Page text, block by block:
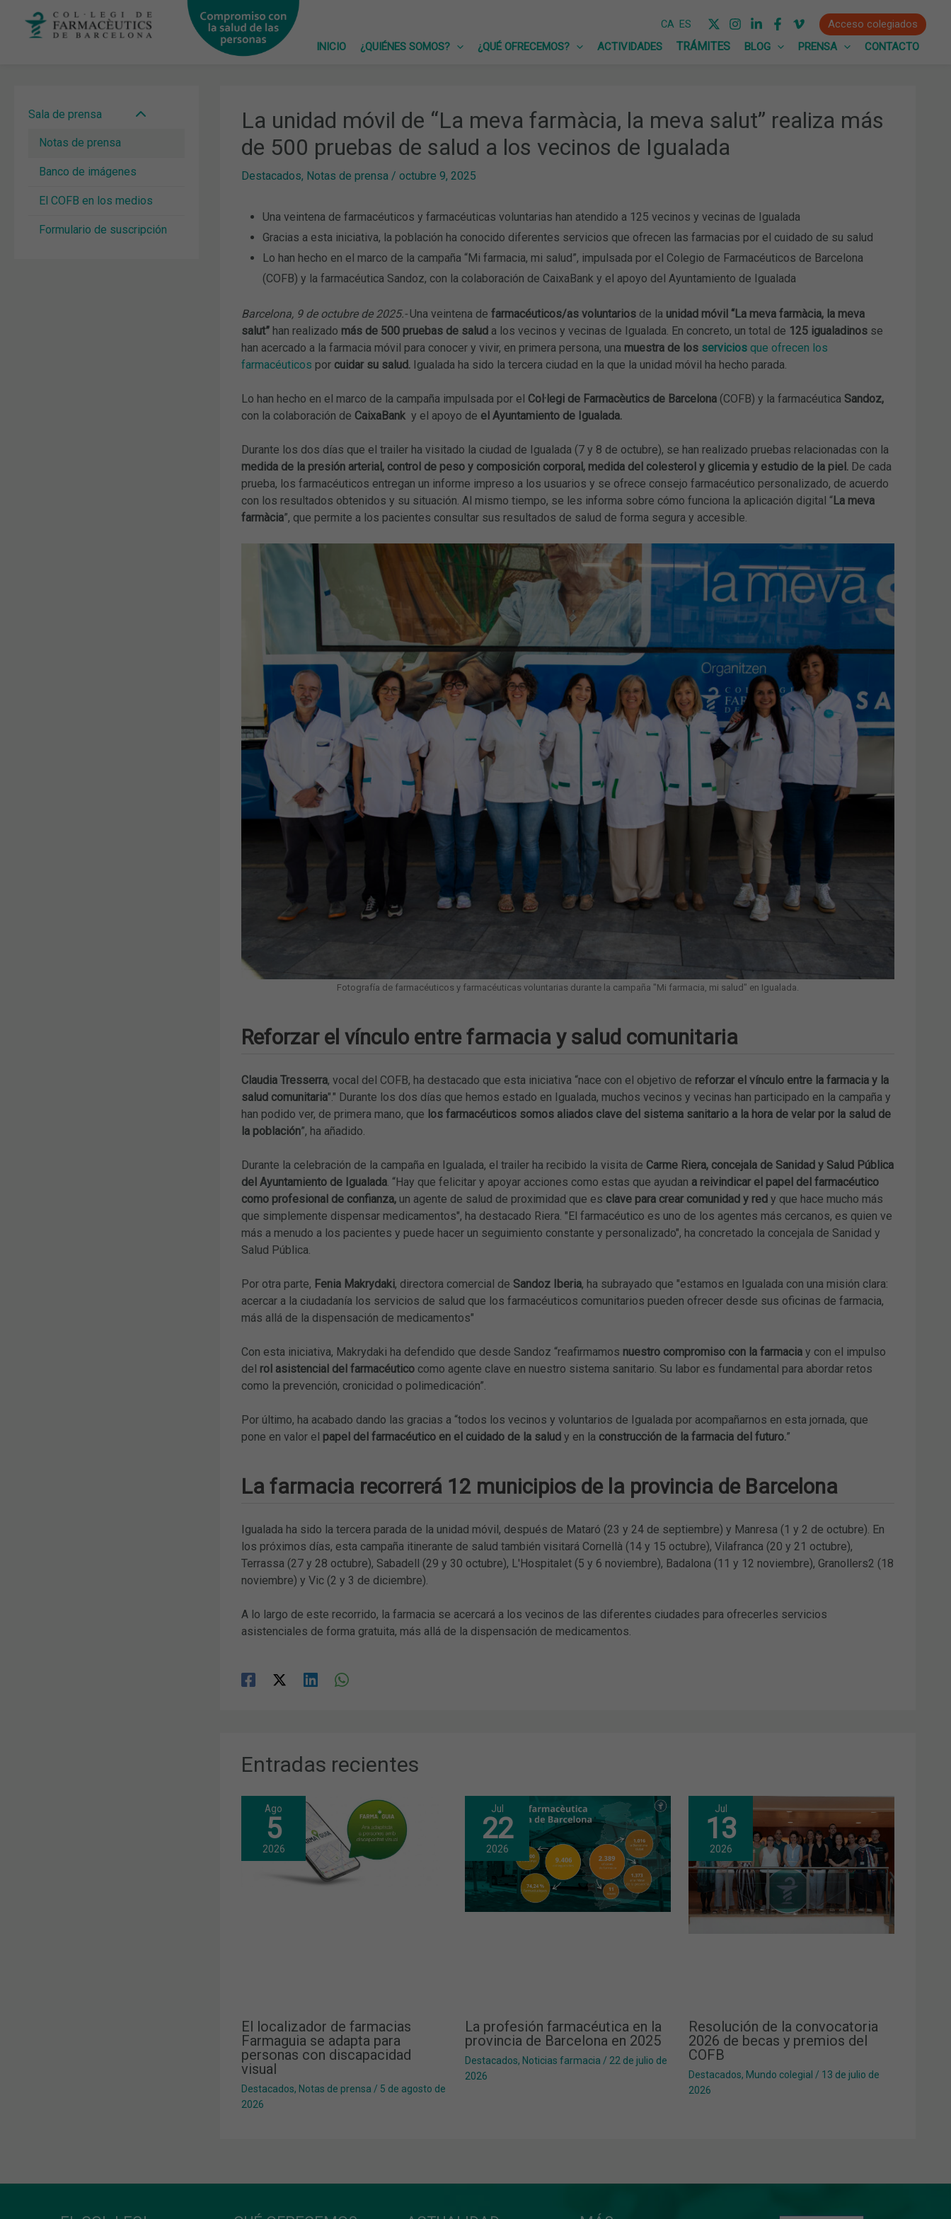
CA ES
Acceso colegiados
INICIO
¿QUIÉNES SOMOS? ¿QUÉ OFRECEMOS? ACTIVIDADES BLOG PRENSA CONTACTO
Sala de prensa
Notas de prensa
Banco de imágenes
El COFB en los medios
Formulario de suscripción
La unidad móvil de “La meva farmàcia, la meva salut” realiza más
de 500 pruebas de salud a los vecinos de Igualada
Destacados, Notas de prensa/ octubre 9, 2025
Una veintena de farmacéuticos y farmacéuticas voluntarias han atendido a 125 vecinos y vecinas de Igualada
Gracias a esta iniciativa, la población ha conocido diferentes servicios que ofrecen las farmacias por el cuidado de su salud
Lo han hecho en el marco de la campaña “Mi farmacia, mi salud”, impulsada por el Colegio de Farmacéuticos de Barcelona
(COFB) y la farmacéutica Sandoz, con la colaboración de CaixaBank y el apoyo del Ayuntamiento de Igualada
Barcelona, 9 de octubre de 2025.-Una veintena de farmacéuticos/as voluntariosde la unidad móvil “La meva farmàcia, la meva
salut”han realizado más de 500 pruebas de saluda los vecinos y vecinas de Igualada. En concreto, un total de 125 igualadinosse
han acercado a la farmacia móvil para conocer y vivir, en primera persona, una muestra de los serviciosque ofrecen los
farmacéuticos por cuidar su salud.Igualada ha sido la tercera ciudad en la que la unidad móvil ha hecho parada.
Lo han hecho en el marco de la campaña impulsada por el Col·legi de Farmacèutics de Barcelona(COFB) y la farmacéutica Sandoz,
con la colaboración de CaixaBank y el apoyo de el Ayuntamiento de Igualada.
Durante los dos días que el trailer ha visitado la ciudad de Igualada (7 y 8 de octubre), se han realizado pruebas relacionadas con la
medida de la presión arterial, control de peso y composición corporal, medida del colesterol y glicemia y estudio de la piel. De cada
prueba, los farmacéuticos entregan un informe impreso a los usuarios y se ofrece consejo farmacéutico personalizado, de acuerdo
con los resultados obtenidos y su situación. Al mismo tiempo, se les informa sobre cómo funciona la aplicación digital “La meva
farmàcia”, que permite a los pacientes consultar sus resultados de salud de forma segura y accesible.
Fotografía de farmacéuticos y farmacéuticas voluntarias durante la campaña "Mi farmacia, mi salud" en Igualada.
Reforzar el vínculo entre farmacia y salud comunitaria
Claudia Tresserra, vocal del COFB, ha destacado que esta iniciativa “nace con el objetivo de reforzar el vínculo entre la farmacia y la
salud comunitaria"." Durante los dos días que hemos estado en Igualada, muchos vecinos y vecinas han participado en la campaña y
han podido ver, de primera mano, que los farmacéuticos somos aliados clave del sistema sanitario a la hora de velar por la salud de
la población”, ha añadido.
Durante la celebración de la campaña en Igualada, el trailer ha recibido la visita de Carme Riera, concejala de Sanidad y Salud Pública
del Ayuntamiento de Igualada. “Hay que felicitar y apoyar acciones como estas que ayudan a reivindicar el papel del farmacéutico
como profesional de confianza,un agente de salud de proximidad que es clave para crear comunidad y red y que hace mucho más
que simplemente dispensar medicamentos", ha destacado Riera. "El farmacéutico es uno de los agentes más cercanos, es quien ve
más a menudo a los pacientes y puede hacer un seguimiento constante y personalizado", ha concretado la concejala de Sanidad y
Salud Pública.
Por otra parte, Fenia Makrydaki, directora comercial de Sandoz Iberia, ha subrayado que "estamos en Igualada con una misión clara:
acercar a la ciudadanía los servicios de salud que los farmacéuticos comunitarios pueden ofrecer desde sus oficinas de farmacia,
más allá de la dispensación de medicamentos"
Con esta iniciativa, Makrydaki ha defendido que desde Sandoz “reafirmamos nuestro compromiso con la farmaciay con el impulso
del rol asistencial del farmacéuticocomo agente clave en nuestro sistema sanitario. Su labor es fundamental para abordar retos
como la prevención, cronicidad o polimedicación”.
Por último, ha acabado dando las gracias a “todos los vecinos y voluntarios de Igualada por acompañarnos en esta jornada, que
pone en valor el papel del farmacéutico en el cuidado de la saludy en la construcción de la farmacia del futuro.”
La farmacia recorrerá 12 municipios de la provincia de Barcelona
Igualada ha sido la tercera parada de la unidad móvil, después de Mataró (23 y 24 de septiembre) y Manresa (1 y 2 de octubre). En
los próximos días, esta campaña itinerante de salud también visitará Cornellà (14 y 15 octubre), Vilafranca (20 y 21 octubre),
Terrassa (27 y 28 octubre), Sabadell (29 y 30 octubre), L'Hospitalet (5 y 6 noviembre), Badalona (11 y 12 noviembre), Granollers2 (18
noviembre) y Vic (2 y 3 de diciembre).
A lo largo de este recorrido, la farmacia se acercará a los vecinos de las diferentes ciudades para ofrecerles servicios
asistenciales de forma gratuita, más allá de la dispensación de medicamentos.
Entradas recientes
Ago
5
2026
El localizador de farmacias
Farmaguia se adapta para
personas con discapacidad
visual
Destacados, Notas de prensa / 5 de agosto de
2026
Jul
22
2026
La profesión farmacéutica en la
provincia de Barcelona en 2025
Destacados, Noticias farmacia / 22 de julio de
2026
Jul
13
2026
Resolución de la convocatoria
2026 de becas y premios del
COFB
Destacados, Mundo colegial / 13 de julio de
2026